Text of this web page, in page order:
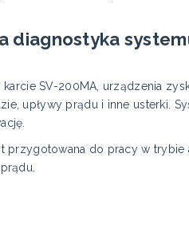
diagnostyka
SV-200MA, urządzenia
upływy prądu i inne usterki.
przygotowana do pracy w trybie